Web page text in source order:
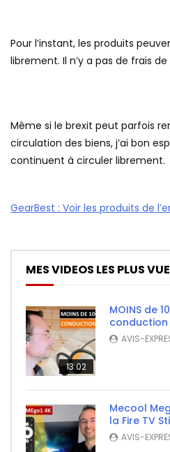
Pour l’instant, les produits
librement. Il n’y a pas de frais
Même si le brexit peut parfois
circulation des biens, j’ai bon
continuent à circuler librement.
GearBest : Voir les produits de
MES VIDEOS LES PLUS
13:02
MOINS de
conduction
AVIS-
Mecool
la Fire TV
AVIS-